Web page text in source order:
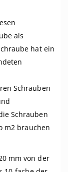
als
hat ein
Schrauben
Schrauben
m2 brauchen
mm von der